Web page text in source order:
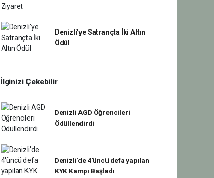
Denizli'ye Satrançta İki Altın
Ödül
İlginizi Çekebilir
Denizli AGD Öğrencileri
Ödüllendirdi
Denizli'de 4'üncü defa yapılan
KYK Kampı Başladı